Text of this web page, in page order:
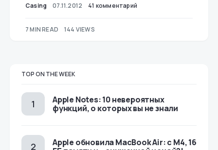
Casing 07.11.2012 41 комментарий
7 MIN READ 144 VIEWS
TOP ON THE WEEK
Apple Notes: 10 невероятных
функций, о которых вы не знали
Apple обновила MacBook Air: с M4, 16